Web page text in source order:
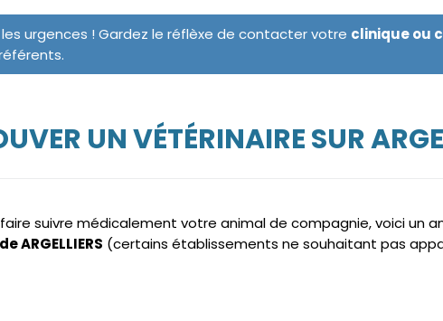
urgences ! Gardez le réflèxe de contacter votre clinique ou
UN VÉTÉRINAIRE SUR
suivre médicalement votre animal de compagnie, voici un
(certains établissements ne souhaitant pas